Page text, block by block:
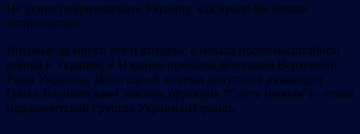
Не успел покритиковать Украину, как вроде бы начала
исправляться.
Впервые за много лет и впервые с начала полномасштабной
войны в Украине, в Израиль прибыла делегация Верховной
Рады Украины. Делегацией из семи депутатов руководит
Ольга Василевская-Смаглюк (фракция “Слуга народа”) – глава
парламентской группы Украина-Израиль.